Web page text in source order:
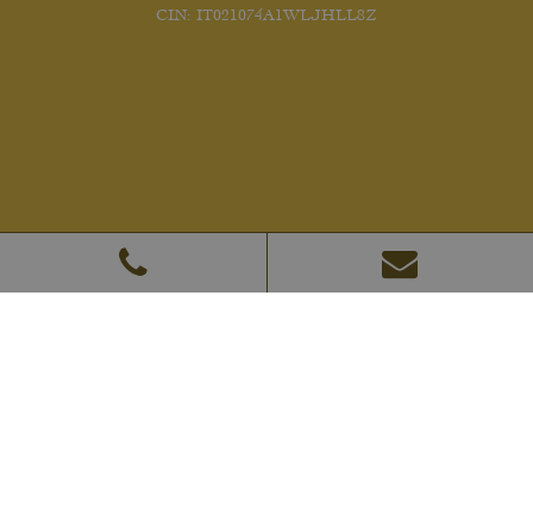
CIN: IT021074A1WLJHLL8Z